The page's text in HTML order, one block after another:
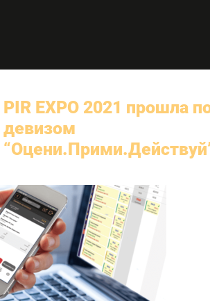
PIR EXPO 2021 прошла
девизом